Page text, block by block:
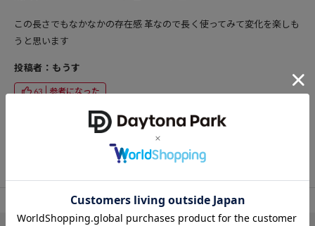
この長さでもなかなかの存在感 革なので長く使ってみて変化を楽しも
うと思います
投稿者：もうす
63 参考になった
FREAK'S STORE 財布/小物 スマホケース/カバー アイテム詳細